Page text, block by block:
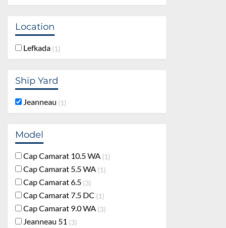
Location
Lefkada 1
Ship Yard
Jeanneau 1
Model
Cap Camarat 10.5 WA 1
Cap Camarat 5.5 WA 1
Cap Camarat 6.5 3
Cap Camarat 7.5 DC 1
Cap Camarat 9.0 WA 3
Jeanneau 51 3